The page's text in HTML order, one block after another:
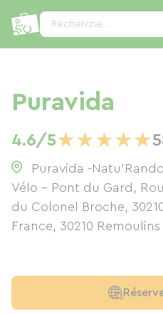
Recherche...
Puravida
4.6/5★★★★★
Puravida -
Vélo - Pont du Gard,
du Colonel Broche,
France, 30210 Remoulins
Panneau de gestion des